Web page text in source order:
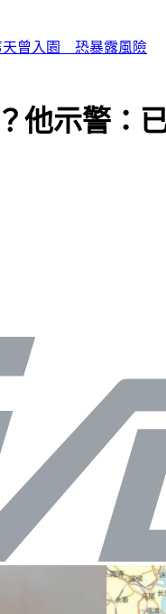
天曾入園 恐暴露風險
他示警：